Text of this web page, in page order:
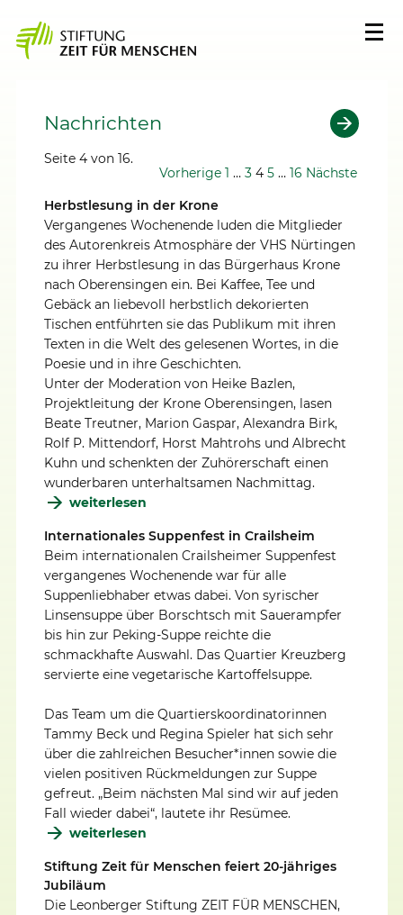
Nachrichten
Seite 4 von 16.
Vorherige 1 … 3 4 5 … 16 Nächste
Herbstlesung in der Krone
Vergangenes Wochenende luden die Mitglieder
des Autorenkreis Atmosphäre der VHS Nürtingen
zu ihrer Herbstlesung in das Bürgerhaus Krone
nach Oberensingen ein. Bei Kaffee, Tee und
Gebäck an liebevoll herbstlich dekorierten
Tischen entführten sie das Publikum mit ihren
Texten in die Welt des gelesenen Wortes, in die
Poesie und in ihre Geschichten.
Unter der Moderation von Heike Bazlen,
Projektleitung der Krone Oberensingen, lasen
Beate Treutner, Marion Gaspar, Alexandra Birk,
Rolf P. Mittendorf, Horst Mahtrohs und Albrecht
Kuhn und schenkten der Zuhörerschaft einen
wunderbaren unterhaltsamen Nachmittag.
weiterlesen
Internationales Suppenfest in Crailsheim
Beim internationalen Crailsheimer Suppenfest
vergangenes Wochenende war für alle
Suppenliebhaber etwas dabei. Von syrischer
Linsensuppe über Borschtsch mit Sauerampfer
bis hin zur Peking-Suppe reichte die
schmackhafte Auswahl. Das Quartier Kreuzberg
servierte eine vegetarische Kartoffelsuppe.
Das Team um die Quartierskoordinatorinnen
Tammy Beck und Regina Spieler hat sich sehr
über die zahlreichen Besucher*innen sowie die
vielen positiven Rückmeldungen zur Suppe
gefreut. „Beim nächsten Mal sind wir auf jeden
Fall wieder dabei“, lautete ihr Resümee.
weiterlesen
Stiftung Zeit für Menschen feiert 20-jähriges
Jubiläum
Die Leonberger Stiftung ZEIT FÜR MENSCHEN,